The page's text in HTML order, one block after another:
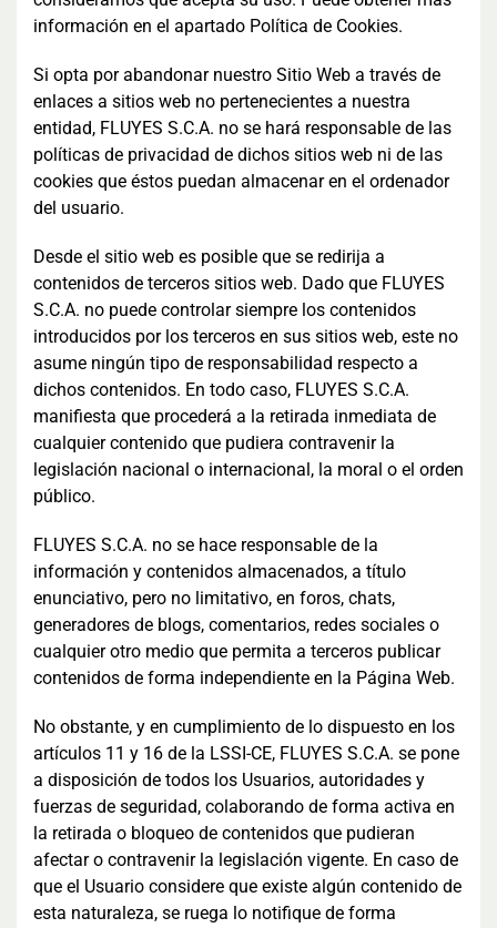
información en el apartado Política de Cookies.
Si opta por abandonar nuestro Sitio Web a través de
enlaces a sitios web no pertenecientes a nuestra
entidad, FLUYES S.C.A. no se hará responsable de las
políticas de privacidad de dichos sitios web ni de las
cookies que éstos puedan almacenar en el ordenador
del usuario.
Desde el sitio web es posible que se redirija a
contenidos de terceros sitios web. Dado que FLUYES
S.C.A. no puede controlar siempre los contenidos
introducidos por los terceros en sus sitios web, este no
asume ningún tipo de responsabilidad respecto a
dichos contenidos. En todo caso, FLUYES S.C.A.
manifiesta que procederá a la retirada inmediata de
cualquier contenido que pudiera contravenir la
legislación nacional o internacional, la moral o el orden
público.
FLUYES S.C.A. no se hace responsable de la
información y contenidos almacenados, a título
enunciativo, pero no limitativo, en foros, chats,
generadores de blogs, comentarios, redes sociales o
cualquier otro medio que permita a terceros publicar
contenidos de forma independiente en la Página Web.
No obstante, y en cumplimiento de lo dispuesto en los
artículos 11 y 16 de la LSSI-CE, FLUYES S.C.A. se pone
a disposición de todos los Usuarios, autoridades y
fuerzas de seguridad, colaborando de forma activa en
la retirada o bloqueo de contenidos que pudieran
afectar o contravenir la legislación vigente. En caso de
que el Usuario considere que existe algún contenido de
esta naturaleza, se ruega lo notifique de forma